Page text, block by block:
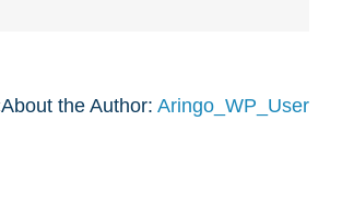
About the Author: Aringo_WP_User